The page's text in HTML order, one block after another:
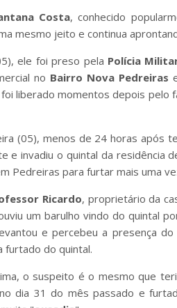
Costa, conhecido
mesmo jeito e continua
ele foi preso pela Polícia
no Bairro Nova Pedreiras
foi liberado momentos depois pelo
(05), menos de 24 horas após
e invadiu o quintal da residência
Pedreiras para furtar mais uma
Ricardo, proprietário da
um barulho vindo do quintal
e percebeu a presença do
furtado do quintal.
o suspeito é o mesmo que
dia 31 do mês passado e